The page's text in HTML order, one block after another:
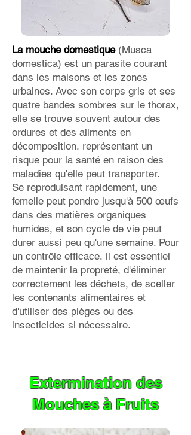
La mouche domestique (Musca
domestica) est un parasite courant
dans les maisons et les zones
urbaines. Avec son corps gris et ses
quatre bandes sombres sur le thorax,
elle se trouve souvent autour des
ordures et des aliments en
décomposition, représentant un
risque pour la santé en raison des
maladies qu'elle peut transporter.
Se reproduisant rapidement, une
femelle peut pondre jusqu'à 500 œufs
dans des matières organiques
humides, et son cycle de vie peut
durer aussi peu qu'une semaine. Pour
un contrôle efficace, il est essentiel
de maintenir la propreté, d'éliminer
correctement les déchets, de sceller
les contenants alimentaires et
d'utiliser des pièges ou des
insecticides si nécessaire.
Extermination des
Mouchesà Fruits